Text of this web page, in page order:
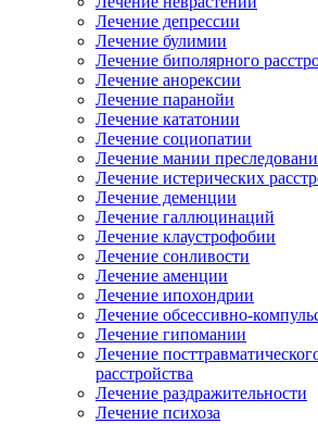
Лечение депрессии
Лечение булимии
Лечение биполярного
Лечение анорексии
Лечение паранойи
Лечение кататонии
Лечение социопатии
Лечение мании
Лечение истерических
Лечение деменции
Лечение галлюцинаций
Лечение клаустрофобии
Лечение сонливости
Лечение аменции
Лечение ипохондрии
Лечение обсессивно-
Лечение гипомании
Лечение
расстройства
Лечение раздражительности
Лечение психоза